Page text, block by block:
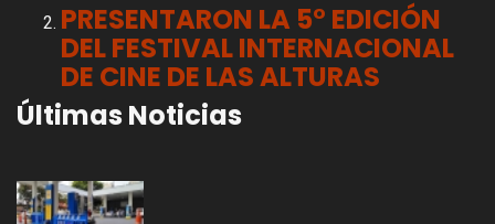
PRESENTARON LA 5° EDICIÓN
DEL FESTIVAL INTERNACIONAL
DE CINE DE LAS ALTURAS
Últimas Noticias